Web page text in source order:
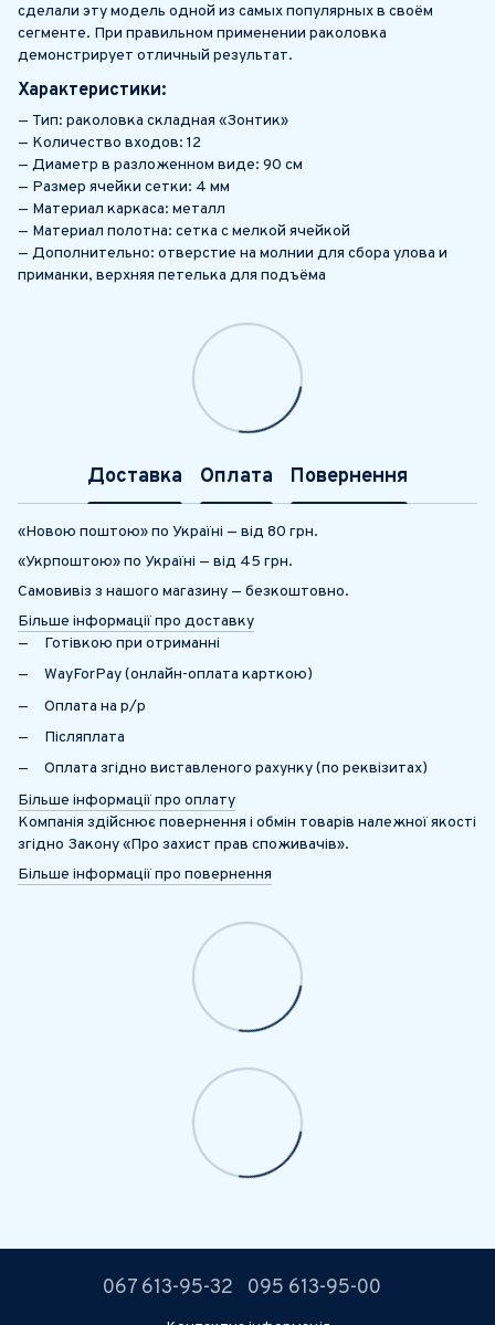
сделали эту модель одной из самых популярных в своём
сегменте. При правильном применении раколовка
демонстрирует отличный результат.
Характеристики:
— Тип: раколовка складная «Зонтик»
— Количество входов: 12
— Диаметр в разложенном виде: 90 см
— Размер ячейки сетки: 4 мм
— Материал каркаса: металл
— Материал полотна: сетка с мелкой ячейкой
— Дополнительно: отверстие на молнии для сбора улова и
приманки, верхняя петелька для подъёма
Доставка Оплата Повернення
«Новою поштою» по Україні — від 80 грн.
«Укрпоштою» по Україні — від 45 грн.
Самовивіз з нашого магазину — безкоштовно.
Більше інформації про доставку
Готівкою при отриманні
WayForPay (онлайн-оплата карткою)
Оплата на р/р
Післяплата
Оплата згідно виставленого рахунку (по реквізитах)
Більше інформації про оплату
Компанія здійснює повернення і обмін товарів належної якості
згідно Закону «Про захист прав споживачів».
Більше інформації про повернення
067 613-95-32 095 613-95-00